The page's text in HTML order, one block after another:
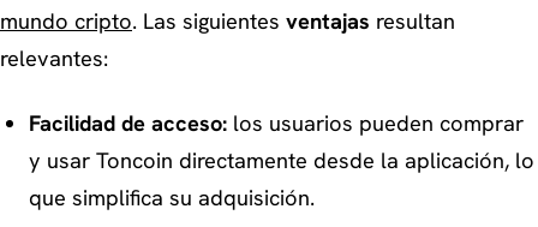
mundo cripto. Las siguientes ventajas resultan
relevantes:
Facilidad de acceso:los usuarios pueden comprar
y usar Toncoin directamente desde la aplicación, lo
que simplifica su adquisición.